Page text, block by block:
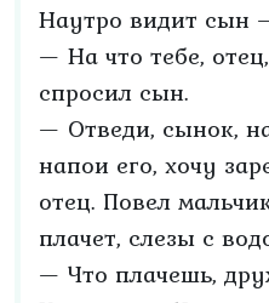
Наутро видит сын
— На что тебе,
спросил сын.
— Отведи, сынок,
напои его, хочу
отец. Повел
плачет, слезы с
— Что плачешь,